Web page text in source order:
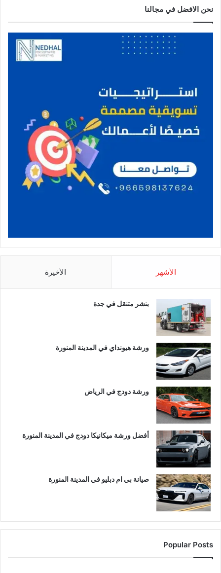
نحن الافضل في مجالنا
الأشهر الأخيرة
بنشر متنقل في جدة
ورشة هيونداي في المدينة المنورة
ورشة دودج في الرياض
أفضل ورشة ميكانيكا دودج في المدينة المنورة
صيانة بي ام دبليو في المدينة المنورة
Popular Posts